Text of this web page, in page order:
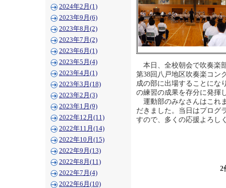
2024年2月(1)
2023年9月(6)
2023年8月(2)
2023年7月(2)
2023年6月(1)
2023年5月(4)
2023年4月(1)
2023年3月(18)
2023年2月(3)
2023年1月(9)
2022年12月(11)
2022年11月(14)
2022年10月(15)
2022年9月(13)
2022年8月(11)
2022年7月(4)
2022年6月(10)
本日、全校朝会で吹奏楽
第38回八戸地区吹奏楽コン
成の部に出場することにな
の練習の成果を存分に発揮
運動部のみなさんはこれ
だきました。当日はプログ
すので、多くの応援よろし
2